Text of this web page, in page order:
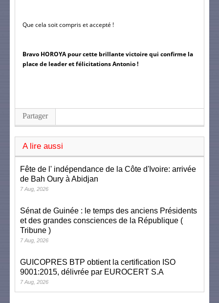
Que cela soit compris et accepté !
Bravo HOROYA pour cette brillante victoire qui confirme la
place de leader et félicitations Antonio !
Partager
A lire aussi
Fête de l' indépendance de la Côte d'Ivoire: arrivée
de Bah Oury à Abidjan
7 Aug, 2026
Sénat de Guinée : le temps des anciens Présidents
et des grandes consciences de la République (
Tribune )
7 Aug, 2026
GUICOPRES BTP obtient la certification ISO
9001:2015, délivrée par EUROCERT S.A
7 Aug, 2026